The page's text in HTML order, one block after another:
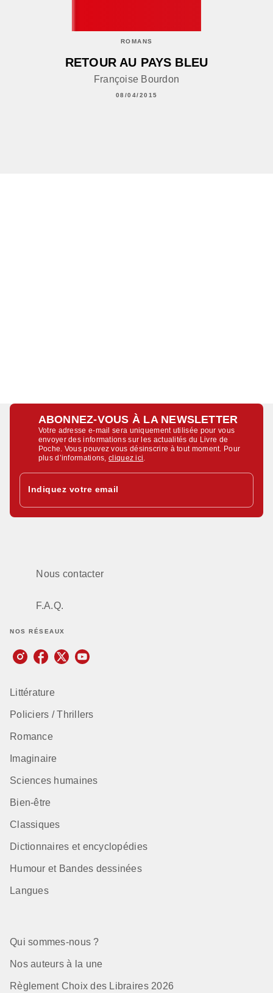
ROMANS
RETOUR AU PAYS BLEU
Françoise Bourdon
08/04/2015
ABONNEZ-VOUS À LA NEWSLETTER
Votre adresse e-mail sera uniquement utilisée pour vous
envoyer des informations sur les actualités du Livre de
Poche. Vous pouvez vous désinscrire à tout moment. Pour
plus d’informations,cliquez ici
Indiquez votre email
Nous contacter
F.A.Q.
NOS RÉSEAUX
Littérature
Policiers / Thrillers
Romance
Imaginaire
Sciences humaines
Bien-être
Classiques
Dictionnaires et encyclopédies
Humour et Bandes dessinées
Langues
Qui sommes-nous ?
Nos auteurs à la une
Règlement Choix des Libraires 2026